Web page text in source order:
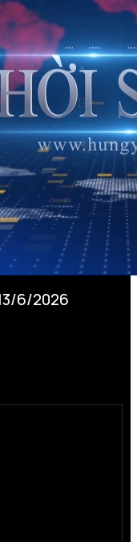
6/2026